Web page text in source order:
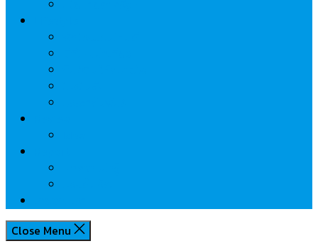
Close Menu